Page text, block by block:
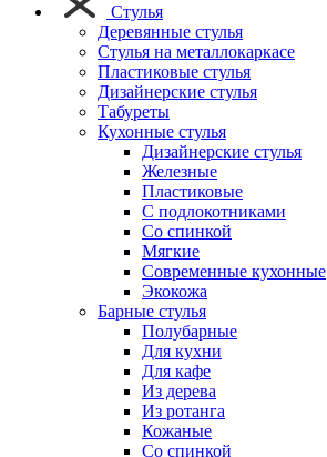
Стулья
Деревянные стулья
Стулья на металлокаркасе
Пластиковые стулья
Дизайнерские стулья
Табуреты
Кухонные стулья
Дизайнерские стулья
Железные
Пластиковые
С подлокотниками
Со спинкой
Мягкие
Современные кухонные
Экокожа
Барные стулья
Полубарные
Для кухни
Для кафе
Из дерева
Из ротанга
Кожаные
Со спинкой